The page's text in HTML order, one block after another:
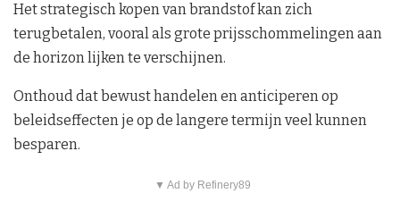
Het strategisch kopen van brandstof kan zich
terugbetalen, vooral als grote prijsschommelingen aan
de horizon lijken te verschijnen.
Onthoud dat bewust handelen en anticiperen op
beleidseffecten je op de langere termijn veel kunnen
besparen.
▼ Ad by Refinery89